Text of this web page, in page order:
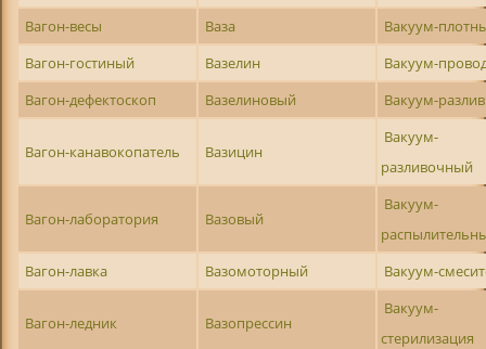
Вагон-весы
Ваза
Вакуум-
Вагон-гостиный
Вазелин
Вакуум-
Вагон-дефектоскоп
Вазелиновый Вакуум-
Вагон-канавокопатель Вазицин
Вакуум-
разливочный
Вагон-лаборатория Вазовый
Вакуум-
Вагон-лавка
Вазомоторный Вакуум-
Вагон-ледник Вазопрессин
Вакуум-
стерилизация